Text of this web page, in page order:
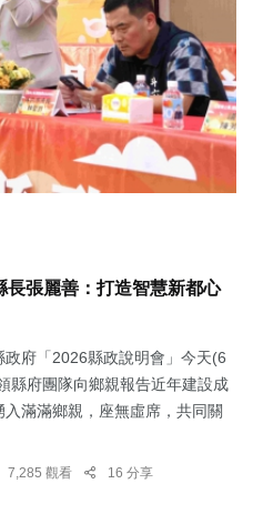
長張麗善：打造智慧新都心
政府「2026縣政說明會」今天(6
縣府團隊向鄉親報告近年建設成
滿滿鄉親，座無虛席，共同關
7,285 觀看 16 分享